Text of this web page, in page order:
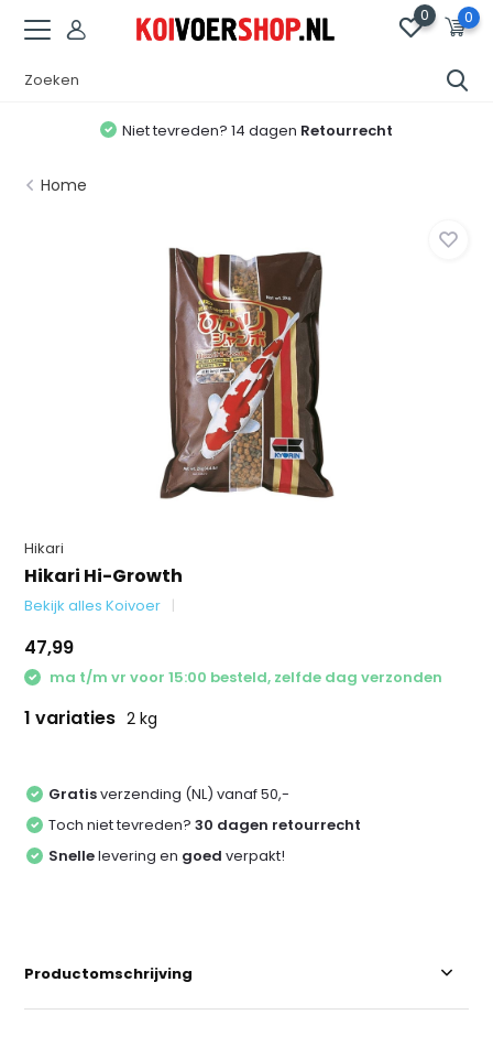
0 0
Niet tevreden? 14 dagen Retourrecht
Home
Hikari
Hikari Hi-Growth
Bekijk alles Koivoer
47,99
ma t/m vr voor 15:00 besteld, zelfde dag verzonden
1 variaties 2 kg
Gratisverzending (NL) vanaf 50,-
Toch niet tevreden?30 dagen retourrecht
Snellelevering en goed verpakt!
Productomschrijving